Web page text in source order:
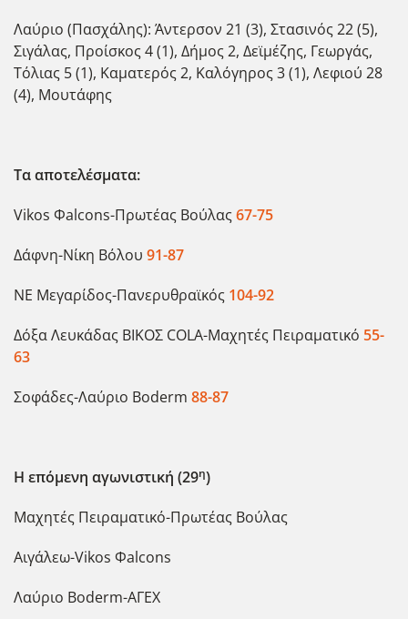
Λαύριο (Πασχάλης): Άντερσον 21 (3), Στασινός 22 (5),
Σιγάλας, Προίσκος 4 (1), Δήμος 2, Δεϊμέζης, Γεωργάς,
Τόλιας 5 (1), Καματερός 2, Καλόγηρος 3 (1), Λεφιού 28
(4), Μουτάφης
Τα αποτελέσματα:
Vikos Φalcons-Πρωτέας Βούλας67-75
Δάφνη-Νίκη Βόλου 91-87
ΝΕ Μεγαρίδος-Πανερυθραϊκός 104-92
Δόξα Λευκάδας ΒΙΚΟΣ COLA-Μαχητές Πειραματικό 55-
63
Σοφάδες-Λαύριο Boderm 88-87
Η επόμενη αγωνιστική (29η)
Μαχητές Πειραματικό-Πρωτέας Βούλας
Αιγάλεω-Vikos Φalcons
Λαύριο Boderm-ΑΓΕΧ